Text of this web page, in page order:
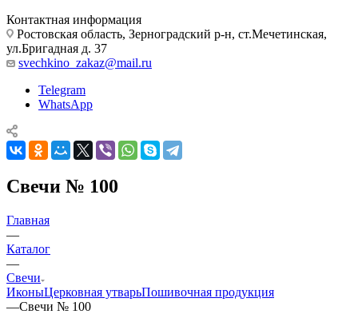
Контактная информация
Ростовская область, Зерноградский р-н, ст.Мечетинская,
ул.Бригадная д. 37
svechkino_zakaz@mail.ru
Telegram
WhatsApp
Свечи № 100
Главная
—
Каталог
—
Свечи
ИконыЦерковная утварьПошивочная продукция
—Свечи № 100